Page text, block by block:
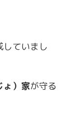
ていまし
ょ）家が守る